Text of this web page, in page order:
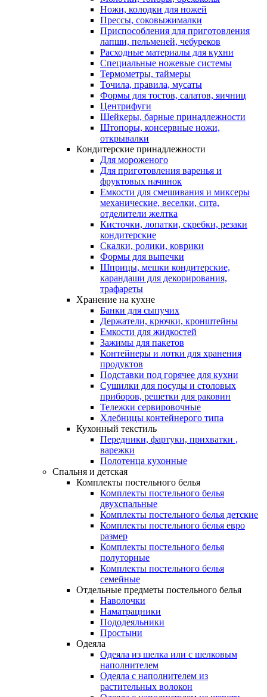
Ножи, колодки для ножей
Прессы, соковыжималки
Приспособления для приготовления
лапши, пельменей, чебуреков
Расходные материалы для кухни
Специальные ножевые системы
Термометры, таймеры
Точила, правила, мусаты
Формы для тостов, салатов, яичниц
Центрифуги
Шейкеры, барные принадлежности
Штопоры, консервные ножи,
открывалки
Кондитерские принадлежности
Для мороженого
Для приготовления варенья и
фруктовых начинок
Емкости для смешивания и миксеры
механические, веселки, сита,
отделители желтка
Кисточки, лопатки, скребки, резаки
кондитерские
Скалки, ролики, коврики
Формы для выпечки
Шприцы, мешки кондитерские,
карандаши для декорирования,
трафареты
Хранение на кухне
Банки для сыпучих
Держатели, крючки, кронштейны
Емкости для жидкостей
Зажимы для пакетов
Контейнеры и лотки для хранения
продуктов
Подставки под горячее для кухни
Сушилки для посуды и столовых
приборов, решетки для раковин
Тележки сервировочные
Хлебницы контейнерого типа
Кухонный текстиль
Передники, фартуки, прихватки ,
варежки
Полотенца кухонные
Спальня и детская
Комплекты постельного белья
Комплекты постельного белья
двухспальные
Комплекты постельного белья детские
Комплекты постельного белья евро
размер
Комплекты постельного белья
полуторные
Комплекты постельного белья
семейные
Отдельные предметы постельного белья
Наволочки
Наматрацники
Пододеяльники
Простыни
Одеяла
Одеяла из шелка или с шелковым
наполнителем
Одеяла с наполнителем из
растительных волокон